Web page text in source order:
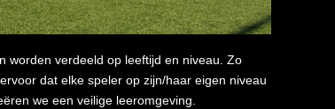
worden verdeeld op leeftijd en niveau. Zo
dat elke speler op zijn/haar eigen niveau
we een veilige leeromgeving.